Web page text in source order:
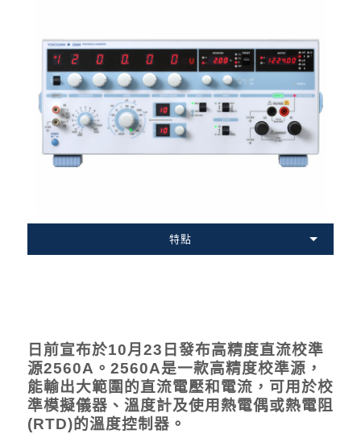
特點
日前宣布於10月23日發布高精度直流校準
源2560A。2560A是一款高精度校準源，
能輸出大範圍的直流電壓和電流，可用於校
準模擬儀器、溫度計及使用熱電偶或熱電阻
(RTD)的溫度控制器。